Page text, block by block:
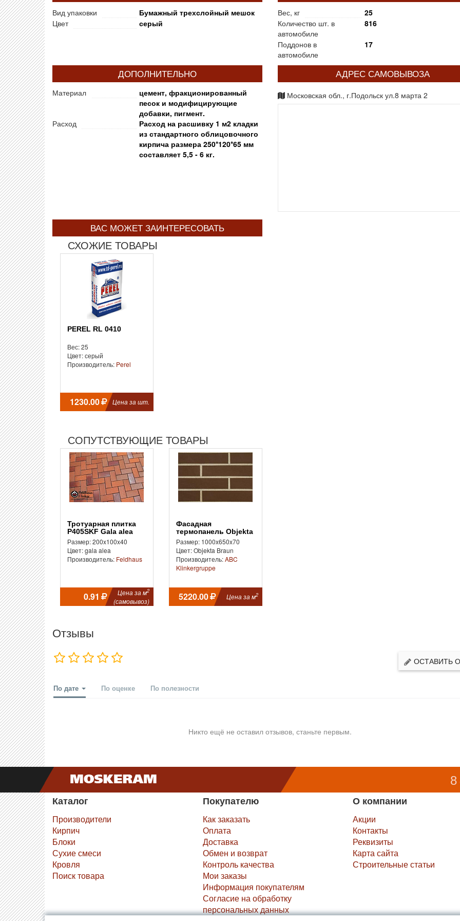
Вид упаковки
Бумажный трехслойный мешок
Цвет
серый
Вес, кг
25
Количество шт. в
автомобиле
816
Поддонов в
автомобиле
17
ДОПОЛНИТЕЛЬНО
Материал
цемент, фракционированный
песок и модифицирующие
добавки, пигмент.
Расход
Расход на расшивку 1 м2 кладки
из стандартного облицовочного
кирпича размера 250*120*65 мм
составляет 5,5 - 6 кг.
АДРЕС САМОВЫВОЗА
Московская обл., г.Подольск ул.8 марта 2
ВАС МОЖЕТ ЗАИНТЕРЕСОВАТЬ
СХОЖИЕ ТОВАРЫ
PEREL RL 0410
Вес: 25
Цвет: серый
Производитель: Perel
1230.00 Цена за шт.
СОПУТСТВУЮЩИЕ ТОВАРЫ
Тротуарная плитка
P405SKF Gala alea
Размер: 200x100x40
Цвет: gala alea
Производитель: Feldhaus
0.91 Цена за м2
(самовывоз)
Фасадная
термопанель Objekta
Braun
Размер: 1000x650x70
Цвет: Objekta Braun
Производитель:ABC
Klinkergruppe
5220.00 Цена за м2
Отзывы
ОСТАВИТЬ
По дате По оценке По полезности
Никто ещё не оставил отзывов, станьте первым.
8
Каталог
Производители
Кирпич
Блоки
Сухие смеси
Кровля
Поиск товара
Покупателю
Как заказать
Оплата
Доставка
Обмен и возврат
Контроль качества
Мои заказы
Информация покупателям
Согласие на обработку
персональных данных
О компании
Акции
Контакты
Реквизиты
Карта сайта
Строительные статьи